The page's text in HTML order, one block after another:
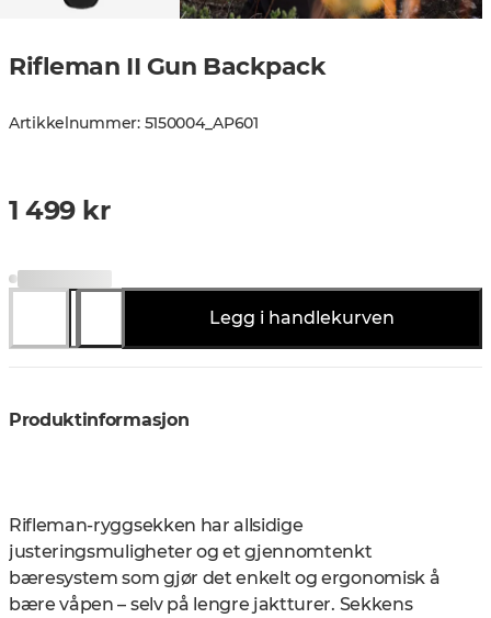
Rifleman II Gun Backpack
Artikkelnummer: 5150004_AP601
1 499 kr
Legg i handlekurven
Produktinformasjon
Rifleman-ryggsekken har allsidige
justeringsmuligheter og et gjennomtenkt
bæresystem som gjør det enkelt og ergonomisk å
bære våpen – selv på lengre jaktturer. Sekkens